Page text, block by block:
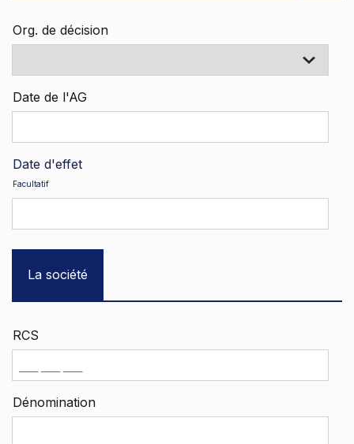
Org. de décision
Date de l'AG
Date d'effet
Facultatif
La société
RCS
Dénomination